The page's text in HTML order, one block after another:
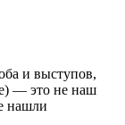
и выступов,
— это не наш
нашли